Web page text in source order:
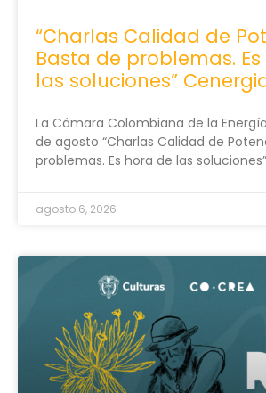
“Charlas Calidad de
Basta de problemas.
las soluciones”
La Cámara Colombiana de la
de agosto “Charlas Calidad de
problemas. Es hora de las
agosto 6, 2026